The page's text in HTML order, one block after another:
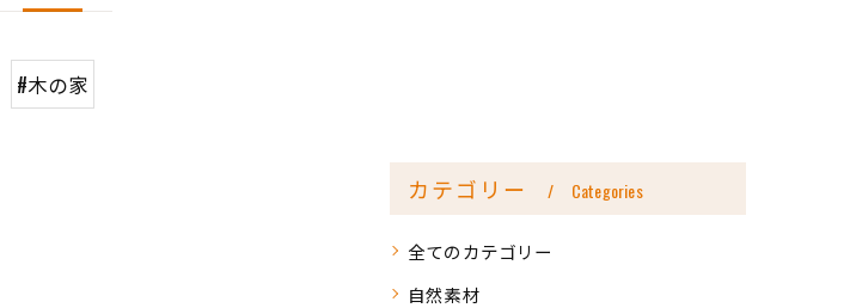
#木の家
カテゴリー Categories
全てのカテゴリー
自然素材